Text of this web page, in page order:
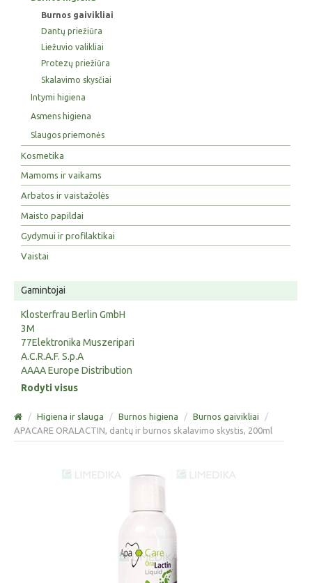
Burnos gaivikliai
Dantų priežiūra
Liežuvio valikliai
Protezų priežiūra
Skalavimo skysčiai
Intymi higiena
Asmens higiena
Slaugos priemonės
Kosmetika
Mamoms ir vaikams
Arbatos ir vaistažolės
Maisto papildai
Gydymui ir profilaktikai
Vaistai
Gamintojai
Klosterfrau Berlin GmbH
3M
77Elektronika Muszeripari
A.C.R.A.F. S.p.A
AAAA Europe Distribution
Rodyti visus
/ Higiena ir slauga / Burnos higiena / Burnos gaivikliai
/
APACARE ORALACTIN, dantų ir burnos skalavimo skystis, 200ml